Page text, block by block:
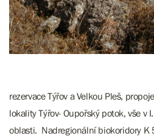
rezervace Týřov a Velkou Pleš,
lokality Týřov- Oupořský potok, vše v
oblasti. Nadregionální biokoridory K